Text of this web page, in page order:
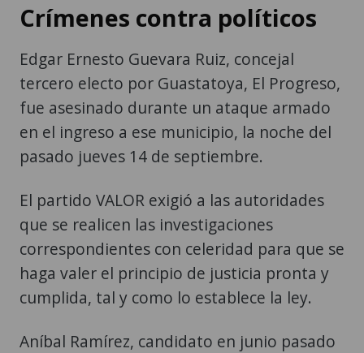
Crímenes contra políticos
Edgar Ernesto Guevara Ruiz, concejal
tercero electo por Guastatoya, El Progreso,
fue asesinado durante un ataque armado
en el ingreso a ese municipio, la noche del
pasado jueves 14 de septiembre.
El partido VALOR exigió a las autoridades
que se realicen las investigaciones
correspondientes con celeridad para que se
haga valer el principio de justicia pronta y
cumplida, tal y como lo establece la ley.
Aníbal Ramírez, candidato en junio pasado